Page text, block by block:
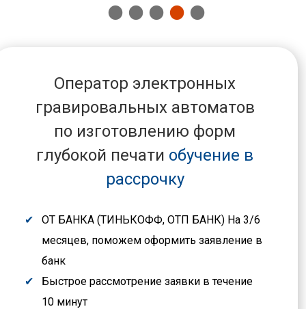
Оператор электронных
гравировальных автоматов
по изготовлению форм
глубокой печати обучение в
рассрочку
ОТ БАНКА (ТИНЬКОФФ, ОТП БАНК) На 3/6
месяцев, поможем оформить заявление в
банк
Быстрое рассмотрение заявки в течение
10 минут